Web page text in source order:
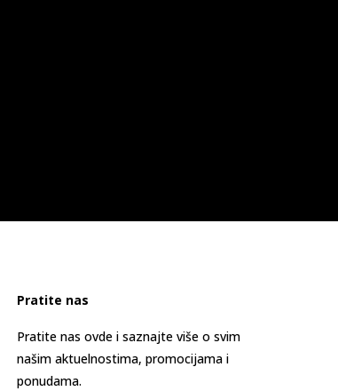
Pratite nas
Pratite nas ovde i saznajte više o svim
našim aktuelnostima, promocijama i
ponudama.